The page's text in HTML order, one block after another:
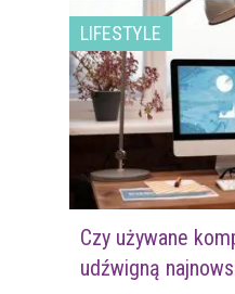
LIFESTYLE
Czy używane
udźwigną